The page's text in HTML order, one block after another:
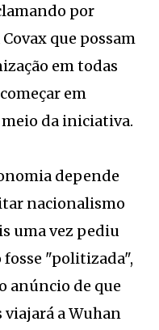
por
que possam
em todas
em
da iniciativa.
depende
nacionalismo
uma vez pediu
fosse "politizada",
anúncio de que
a Wuhan